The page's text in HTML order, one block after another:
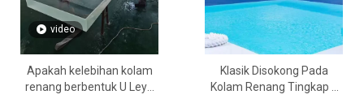
video
Apakah kelebihan kolam
renang berbentuk U Leyu
Klasik Disokong Pada
Kolam Renang Tingkap 3